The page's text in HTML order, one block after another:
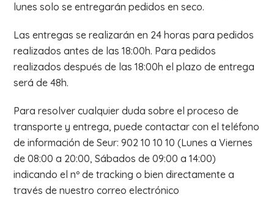
lunes solo se entregarán pedidos en seco.
Las entregas se realizarán en 24 horas para pedidos
realizados antes de las 18:00h. Para pedidos
realizados después de las 18:00h el plazo de entrega
será de 48h.
Para resolver cualquier duda sobre el proceso de
transporte y entrega, puede contactar con el teléfono
de información de Seur: 902 10 10 10 (Lunes a Viernes
de 08:00 a 20:00, Sábados de 09:00 a 14:00)
indicando el nº de tracking o bien directamente a
través de nuestro correo electrónico